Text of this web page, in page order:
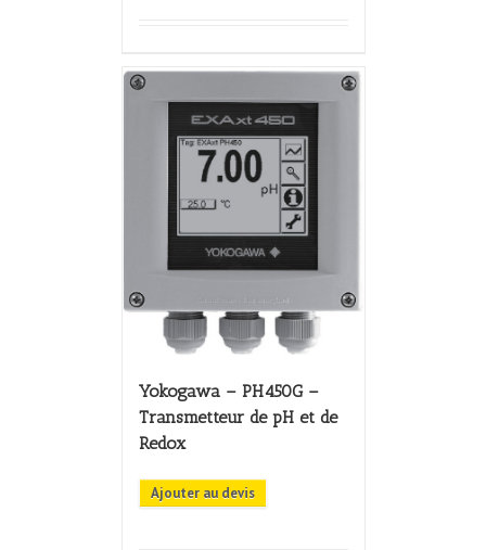
Yokogawa – PH450G –
Transmetteur de pH et de
Redox
Ajouter au devis